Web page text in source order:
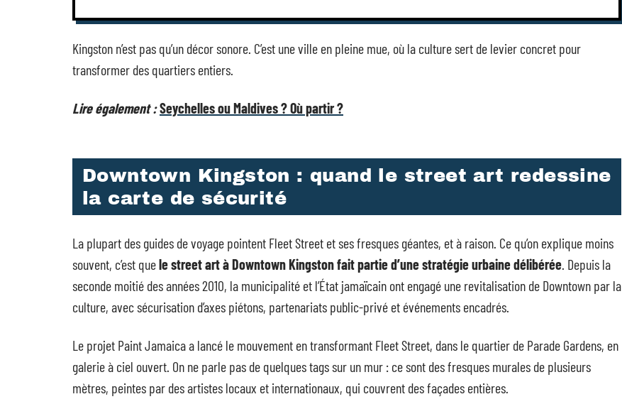
Kingston n’est pas qu’un décor sonore. C’est une ville en pleine mue, où la culture sert de levier concret pour
transformer des quartiers entiers.
Lire également :Seychelles ou Maldives ? Où partir ?
Downtown Kingston : quand le street art redessine
la carte de sécurité
La plupart des guides de voyage pointent Fleet Street et ses fresques géantes, et à raison. Ce qu’on explique moins
souvent, c’est quele street art à Downtown Kingston fait partie d’une stratégie urbaine délibérée. Depuis la
seconde moitié des années 2010, la municipalité et l’État jamaïcain ont engagé une revitalisation de Downtown par la
culture, avec sécurisation d’axes piétons, partenariats public-privé et événements encadrés.
Le projet Paint Jamaica a lancé le mouvement en transformant Fleet Street, dans le quartier de Parade Gardens, en
galerie à ciel ouvert. On ne parle pas de quelques tags sur un mur : ce sont des fresques murales de plusieurs
mètres, peintes par des artistes locaux et internationaux, qui couvrent des façades entières.